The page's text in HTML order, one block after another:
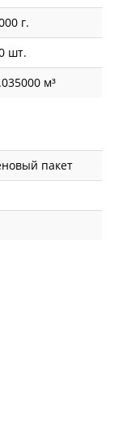
г.
шт.
м³
пакет